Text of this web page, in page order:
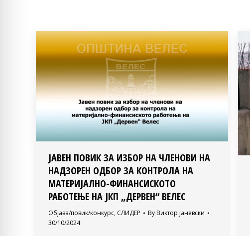
ЈАВЕН ПОВИК ЗА ИЗБОР НА ЧЛЕНОВИ НА
НАДЗОРЕН ОДБОР ЗА КОНТРОЛА НА
МАТЕРИЈАЛНО-ФИНАНСИСКОТО
РАБОТЕЊЕ НА ЈКП „ДЕРВЕН“ ВЕЛЕС
Објава/повик/конкурс, СЛИДЕР By Виктор Јаневски
30/10/2024